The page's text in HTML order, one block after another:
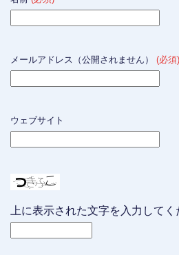
メールアドレス（公開されません） (必須)
ウェブサイト
上に表示された文字を入力してく